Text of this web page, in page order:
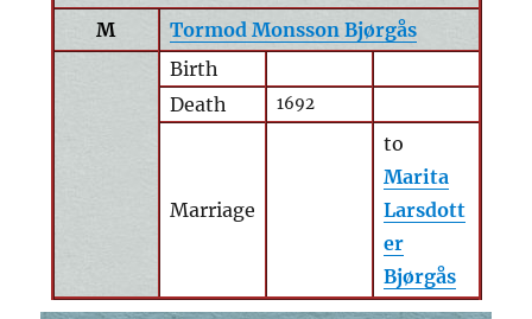
M
Tormod Monsson Bjørgås
Birth
Death
1692
Marriage
to
Marita
Larsdott
er
Bjørgås